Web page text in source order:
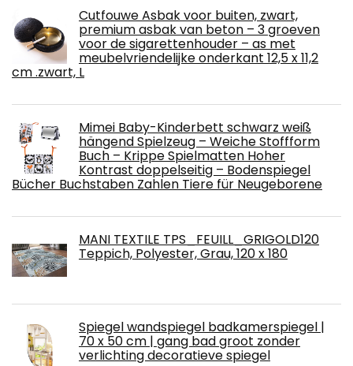
Cutfouwe Asbak voor buiten, zwart,
premium asbak van beton – 3 groeven
voor de sigarettenhouder – as met
meubelvriendelijke onderkant 12,5 x 11,2
cm .zwart, L
Mimei Baby-Kinderbett schwarz weiß
hängend Spielzeug – Weiche Stoffform
Buch – Krippe Spielmatten Hoher
Kontrast doppelseitig – Bodenspiegel
Bücher Buchstaben Zahlen Tiere für Neugeborene
MANI TEXTILE TPS_FEUILL_GRIGOLD120
Teppich, Polyester, Grau, 120 x 180
Spiegel wandspiegel badkamerspiegel |
70 x 50 cm | gang bad groot zonder
verlichting decoratieve spiegel